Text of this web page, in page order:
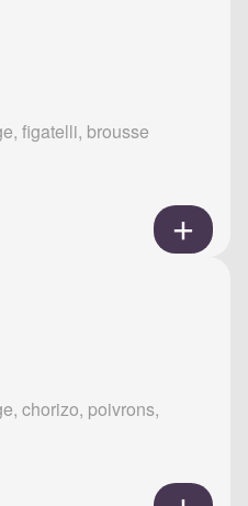
figatelli, brousse
chorizo, poivrons,